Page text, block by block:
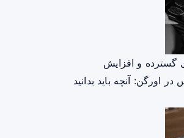
و افزایش
اورگن: آنچه باید بدانید